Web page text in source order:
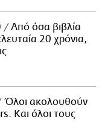
Από όσα βιβλία
20 χρόνια,
Όλοι ακολουθούν
Και όλοι τους